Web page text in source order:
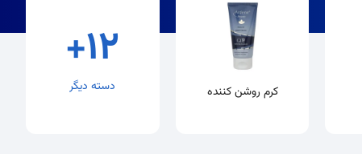
کرم روشن کننده
+12
دسته دیگر